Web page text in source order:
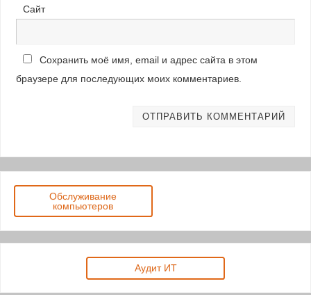
Сайт
Сохранить моё имя, email и адрес сайта в этом
браузере для последующих моих комментариев.
Обслуживание
компьютеров
Аудит ИТ